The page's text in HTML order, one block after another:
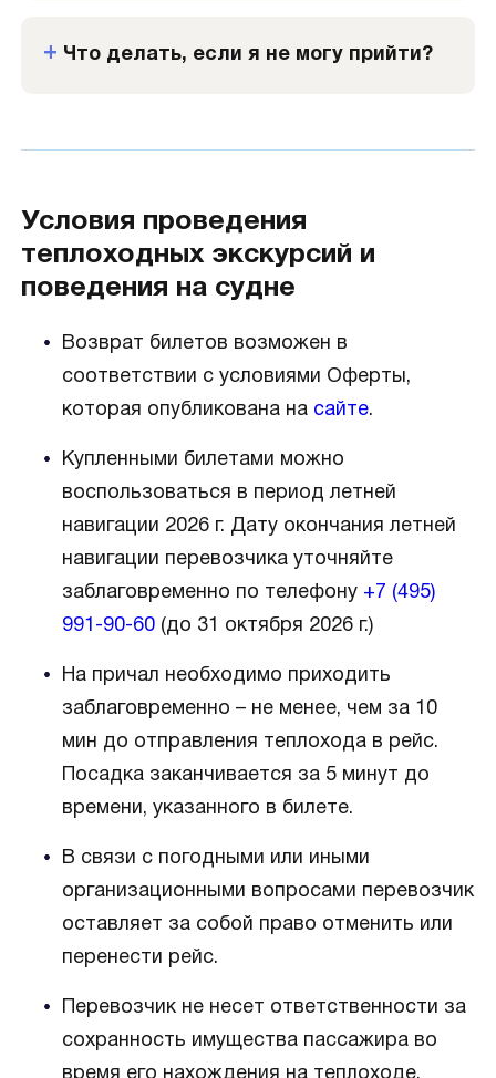
Что делать, если я не могу прийти?
Условия проведения
теплоходных экскурсий и
поведения на судне
Возврат билетов возможен в
соответствии с условиями Оферты,
которая опубликована на сайте.
Купленными билетами можно
воспользоваться в период летней
навигации 2026 г. Дату окончания летней
навигации перевозчика уточняйте
заблаговременно по телефону +7 (495)
991-90-60(до 31 октября 2026 г.)
На причал необходимо приходить
заблаговременно – не менее, чем за 10
мин до отправления теплохода в рейс.
Посадка заканчивается за 5 минут до
времени, указанного в билете.
В связи с погодными или иными
организационными вопросами перевозчик
оставляет за собой право отменить или
перенести рейс.
Перевозчик не несет ответственности за
сохранность имущества пассажира во
время его нахождения на теплоходе.